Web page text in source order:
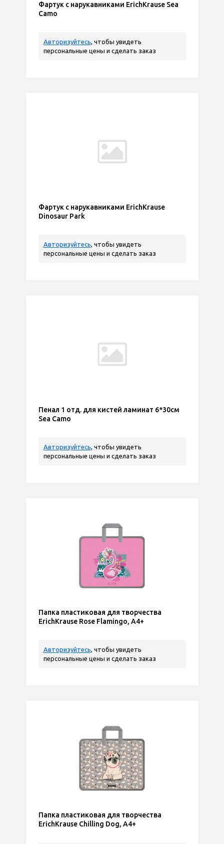
Фартук с нарукавниками ErichKrause Sea
Camo
Авторизуйтесь, чтобы увидеть
персональные цены и сделать заказ
Фартук с нарукавниками ErichKrause
Dinosaur Park
Авторизуйтесь, чтобы увидеть
персональные цены и сделать заказ
Пенал 1 отд. для кистей ламинат 6*30см
Sea Camo
Авторизуйтесь, чтобы увидеть
персональные цены и сделать заказ
Папка пластиковая для творчества
ErichKrause Rose Flamingo, A4+
Авторизуйтесь, чтобы увидеть
персональные цены и сделать заказ
Папка пластиковая для творчества
ErichKrause Chilling Dog, A4+